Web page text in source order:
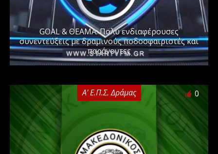
GOAL & ΘΕΑΜΑ: Πολύ ενδιαφέρουσες
συνεντεύξεις με δραμινούς ποδοσφαιριστές και
παράγοντες
Α' Ε.Π.Σ. Δράμας 0